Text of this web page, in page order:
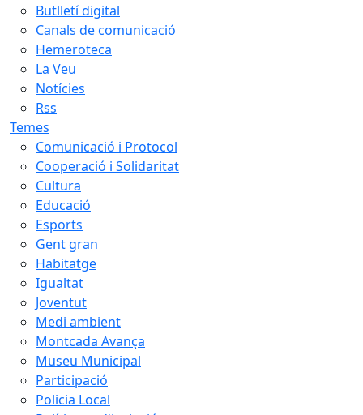
Butlletí digital
Canals de comunicació
Hemeroteca
La Veu
Notícies
Rss
Temes
Comunicació i Protocol
Cooperació i Solidaritat
Cultura
Educació
Esports
Gent gran
Habitatge
Igualtat
Joventut
Medi ambient
Montcada Avança
Museu Municipal
Participació
Policia Local